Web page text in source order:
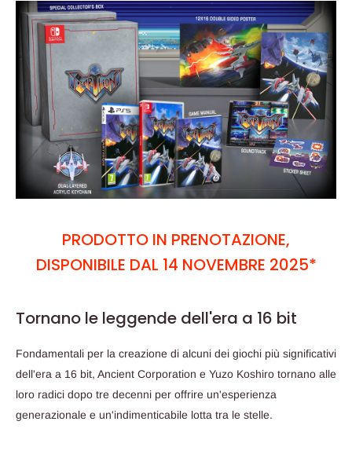
PRODOTTO IN PRENOTAZIONE,
DISPONIBILE DAL 14 NOVEMBRE 2025*
Tornano le leggende dell'era a 16 bit
Fondamentali per la creazione di alcuni dei giochi più significativi
dell'era a 16 bit, Ancient Corporation e Yuzo Koshiro tornano alle
loro radici dopo tre decenni per offrire un'esperienza
generazionale e un'indimenticabile lotta tra le stelle.